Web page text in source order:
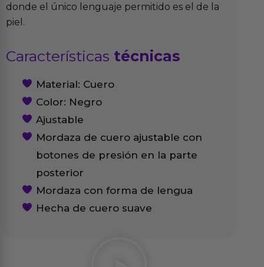
donde el único lenguaje permitido es el de la
piel.
Características técnicas
Material: Cuero
Color: Negro
Ajustable
Mordaza de cuero ajustable con
botones de presión en la parte
posterior
Mordaza con forma de lengua
Hecha de cuero suave